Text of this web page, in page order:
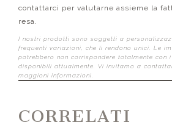
contattarci per valutarne assieme la
resa.
I nostri prodotti sono soggetti a
frequenti variazioni, che li rendono unici. Le
potrebbero non corrispondere totalmente con
disponibili attualmente. Vi invitamo a
maggioni informazioni.
CORRELATI